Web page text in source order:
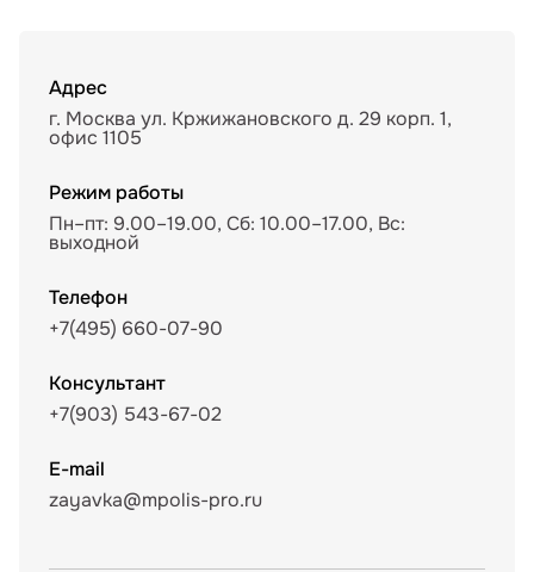
Адрес
г. Москва ул. Кржижановского д. 29 корп. 1,
офис 1105
Режим работы
Пн–пт: 9.00–19.00, Сб: 10.00–17.00, Вс:
выходной
Телефон
+7(495) 660-07-90
Консультант
+7(903) 543-67-02
E-mail
zayavka@mpolis-pro.ru